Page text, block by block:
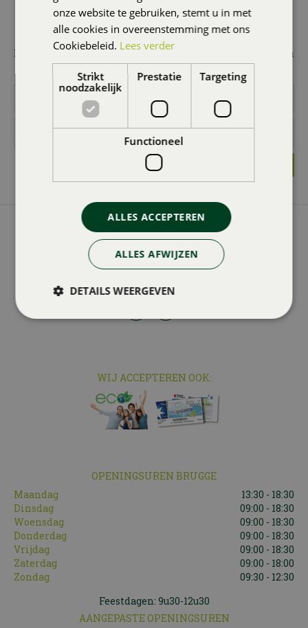
AANMELDEN NIEUWSBRIEF
Wilt u 1x per maand onze nieuwsbrief ontvangen met
leuke acties en promoties? Meld u dan hier aan! Wij slaan
uw gegevens secuur op conform onzeprivacy policy.
GROENCENTRUM BRUGGE
Groencentrum Brugge
Zandstraat 374
WIJ ACCEPTEREN OOK:
OPENINGSUREN BRUGGE
Maandag
13:30 - 18:30
Dinsdag
09:00 - 18:30
Woensdag
09:00 - 18:30
Donderdag
09:00 - 18:30
Vrijdag
09:00 - 18:30
Zaterdag
09:00 - 18:00
Zondag
09:30 - 12:30
Feestdagen: 9u30-12u30
AANGEPASTE OPENINGSUREN
onze website te gebruiken, stemt u in met
alle cookies in overeenstemming met ons
Cookiebeleid. Lees verder
Strikt
noodzakelijk
Prestatie Targeting
Functioneel
ALLES ACCEPTEREN
ALLES AFWIJZEN
DETAILS WEERGEVEN